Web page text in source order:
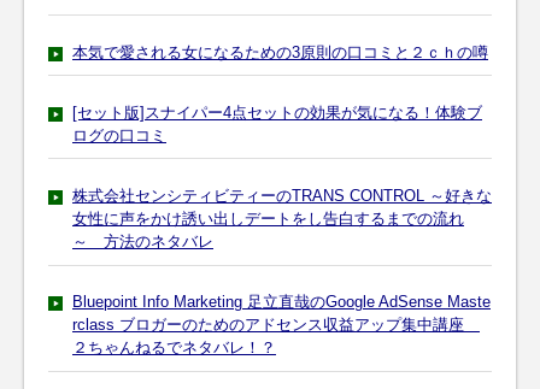
本気で愛される女になるための3原則の口コミと２ｃｈの噂
[セット版]スナイパー4点セットの効果が気になる！体験ブ
ログの口コミ
株式会社センシティビティーのTRANS CONTROL ～好きな
女性に声をかけ誘い出しデートをし告白するまでの流れ
～ 方法のネタバレ
Bluepoint Info Marketing 足立直哉のGoogle AdSense Maste
rclass ブロガーのためのアドセンス収益アップ集中講座
２ちゃんねるでネタバレ！？